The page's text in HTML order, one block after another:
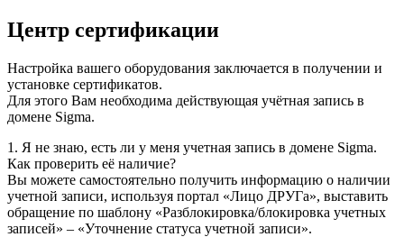
Центр сертификации
Настройка вашего оборудования заключается в получении и
установке сертификатов.
Для этого Вам необходима действующая учётная запись в
домене Sigma.
1. Я не знаю, есть ли у меня учетная запись в домене Sigma.
Как проверить её наличие?
Вы можете самостоятельно получить информацию о наличии
учетной записи, используя портал «Лицо ДРУГа», выставить
обращение по шаблону «Разблокировка/блокировка учетных
записей» – «Уточнение статуса учетной записи».